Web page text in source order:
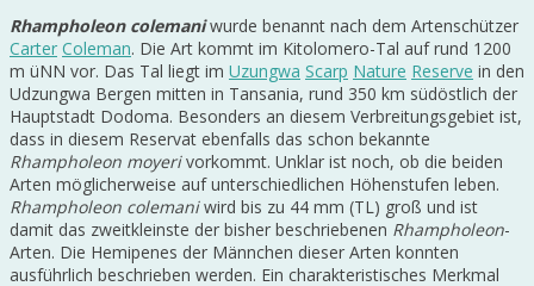
Rhampholeon colemaniwurde benannt nach dem Artenschützer
Carter Coleman. Die Art kommt im Kitolomero-Tal auf rund 1200
m üNN vor. Das Tal liegt im Uzungwa Scarp Nature Reserve in den
Udzungwa Bergen mitten in Tansania, rund 350 km südöstlich der
Hauptstadt Dodoma. Besonders an diesem Verbreitungsgebiet ist,
dass in diesem Reservat ebenfalls das schon bekannte
Rhampholeon moyerivorkommt. Unklar ist noch, ob die beiden
Arten möglicherweise auf unterschiedlichen Höhenstufen leben.
Rhampholeon colemaniwird bis zu 44 mm (TL) groß und ist
damit das zweitkleinste der bisher beschriebenen Rhampholeon-
Arten. Die Hemipenes der Männchen dieser Arten konnten
ausführlich beschrieben werden. Ein charakteristisches Merkmal